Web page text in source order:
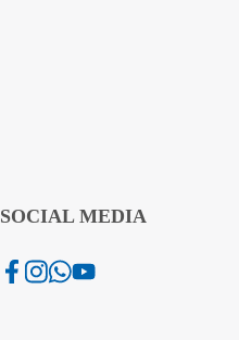
SOCIAL MEDIA